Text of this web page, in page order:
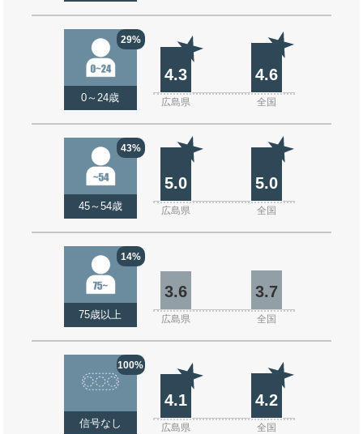
29%
0～24歳
4.3 4.6
広島県 全国
43%
45～54歳
5.0 5.0
広島県 全国
14%
75歳以上
3.6 3.7
広島県 全国
100%
信号なし
4.1 4.2
広島県 全国